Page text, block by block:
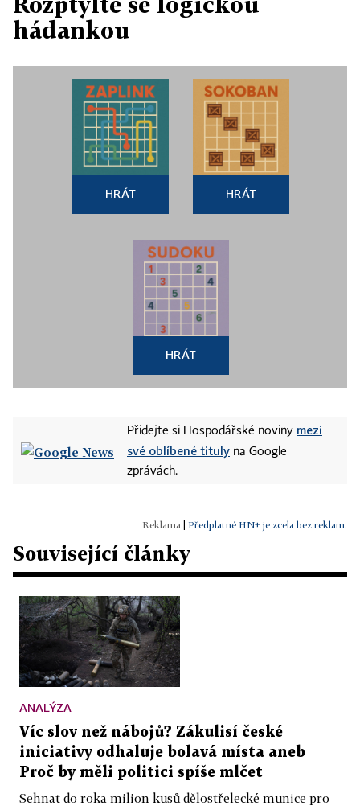
hádankou
HRÁT HRÁT
HRÁT
Přidejte si Hospodářské noviny mezi
své oblíbené tituly na Google
zprávách.
Předplatné HN+ je zcela bez reklam.
Související články
ANALÝZA
Víc slov než nábojů? Zákulisí české
iniciativy odhaluje bolavá místa aneb
Proč by měli politici spíše mlčet
Sehnat do roka milion kusů dělostřelecké munice pro